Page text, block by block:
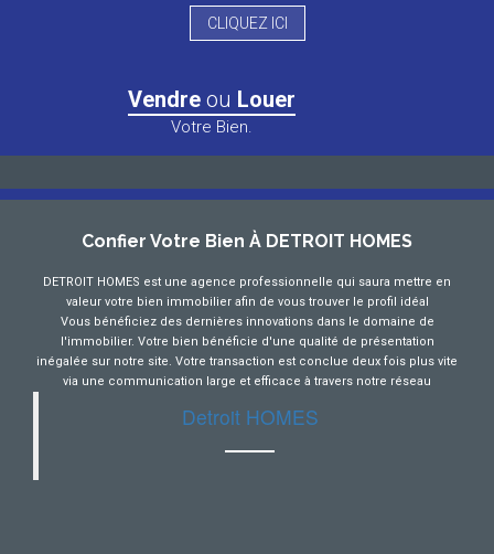
CLIQUEZ ICI
Vendre ou Louer
Votre Bien.
Confier Votre Bien À DETROIT HOMES
DETROIT HOMES est une agence professionnelle qui saura mettre en
valeur votre bien immobilier afin de vous trouver le profil idéal
Vous bénéficiez des dernières innovations dans le domaine de
l'immobilier. Votre bien bénéficie d'une qualité de présentation
inégalée sur notre site. Votre transaction est conclue deux fois plus vite
via une communication large et efficace à travers notre réseau
Detroit HOMES